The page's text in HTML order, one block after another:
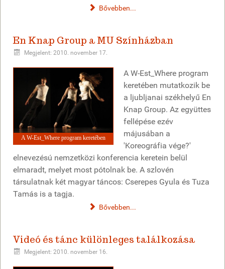
Bővebben...
En Knap Group a MU Színházban
Megjelent: 2010. november 17.
A W-Est_Where program keretében
A W-Est_Where program
keretében mutatkozik be
a ljubljanai székhelyű En
Knap Group. Az együttes
fellépése ezév
májusában a
'Koreográfia vége?'
elnevezésú nemzetközi konferencia keretein belül
elmaradt, melyet most pótolnak be. A szlovén
társulatnak két magyar táncos: Cserepes Gyula és Tuza
Tamás is a tagja.
Bővebben...
Videó és tánc különleges találkozása
Megjelent: 2010. november 16.